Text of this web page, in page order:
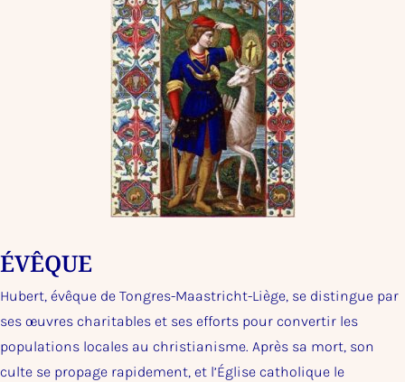
ÉVÊQUE
Hubert, évêque de Tongres-Maastricht-Liège, se distingue par
ses œuvres charitables et ses efforts pour convertir les
populations locales au christianisme. Après sa mort, son
culte se propage rapidement, et l’Église catholique le